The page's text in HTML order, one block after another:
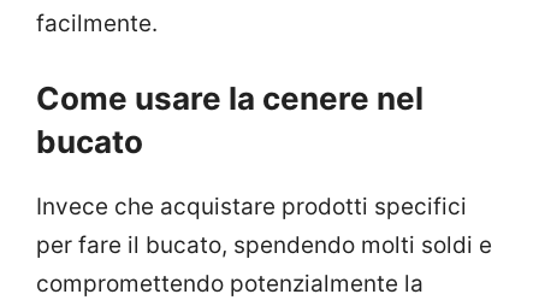
facilmente.
Come usare la cenere nel
bucato
Invece che acquistare prodotti specifici
per fare il bucato, spendendo molti soldi e
compromettendo potenzialmente la